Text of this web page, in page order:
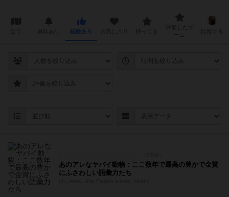
経験あり
あのアレなヤバイ動物：ここ数年で最高の豊かで金賞
にふさわしい語彙力たち